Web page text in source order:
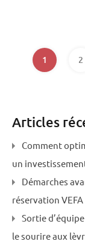
1 2
Articles
Comment
un
Démarches
réservation
Sortie
le sourire aux